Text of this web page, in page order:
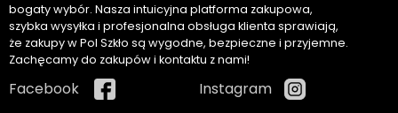
bogaty wybór. Nasza intuicyjna platforma zakupowa,
szybka wysyłka i profesjonalna obsługa klienta sprawiają,
że zakupy w Pol Szkło są wygodne, bezpieczne i przyjemne.
Zachęcamy do zakupów i kontaktu z nami!
Facebook Instagram